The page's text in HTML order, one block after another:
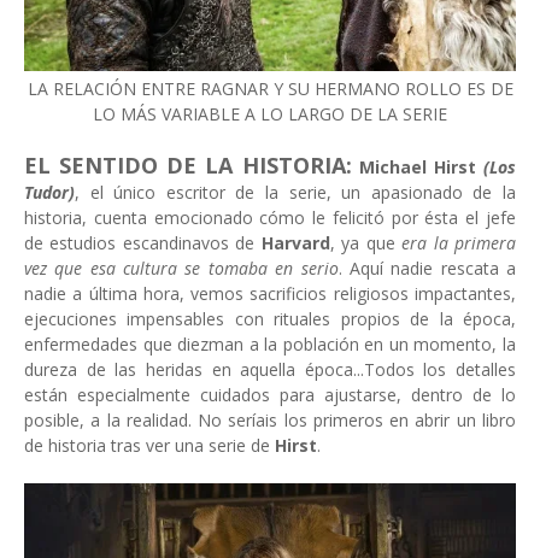
LA RELACIÓN ENTRE RAGNAR Y SU HERMANO ROLLO ES DE
LO MÁS VARIABLE A LO LARGO DE LA SERIE
EL SENTIDO DE LA HISTORIA: Michael Hirst(Los
Tudor), el único escritor de la serie, un apasionado de la
historia, cuenta emocionado cómo le felicitó por ésta el jefe
de estudios escandinavos de Harvard, ya queera la primera
vez que esa cultura se tomaba en serio. Aquí nadie rescata a
nadie a última hora, vemos sacrificios religiosos impactantes,
ejecuciones impensables con rituales propios de la época,
enfermedades que diezman a la población en un momento, la
dureza de las heridas en aquella época...Todos los detalles
están especialmente cuidados para ajustarse, dentro de lo
posible, a la realidad. No seríais los primeros en abrir un libro
de historia tras ver una serie de Hirst.